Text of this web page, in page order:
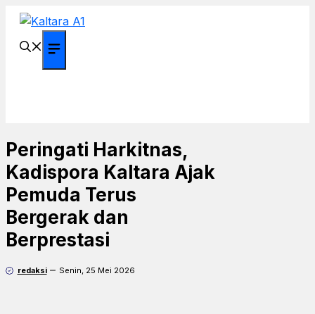
Langsung
Peringati Harkitnas,
Kadispora Kaltara Ajak
Pemuda Terus
Bergerak dan
Berprestasi
redaksi Senin, 25 Mei 2026